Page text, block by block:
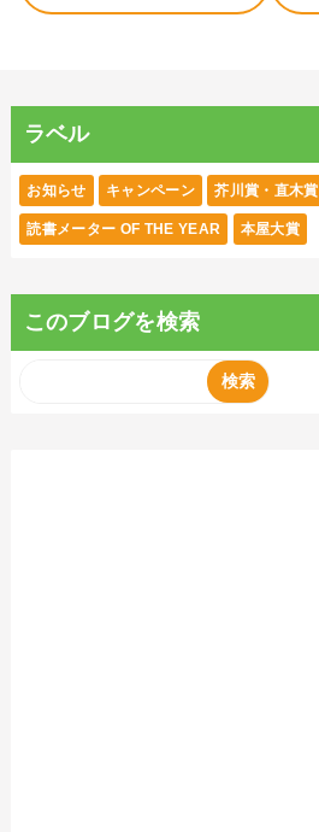
ラベル
お知らせ キャンペーン 芥川賞・直木賞
読書メーター OF THE YEAR 本屋大賞
このブログを検索